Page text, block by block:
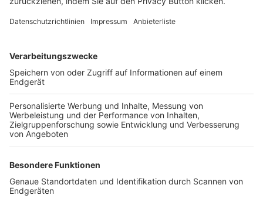
FOLGE DEM BFV
TOP-VEREINE
TOP-PARTNER